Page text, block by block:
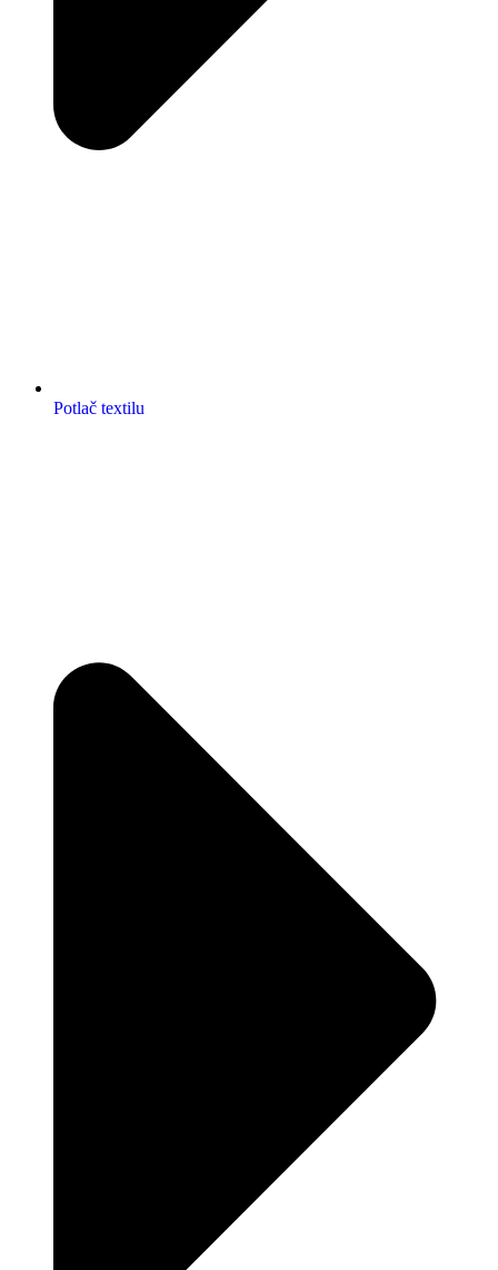
Potlač textilu